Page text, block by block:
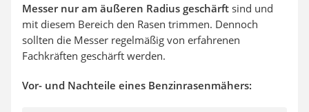
Messer nur am äußeren Radius geschärft sind und
mit diesem Bereich den Rasen trimmen. Dennoch
sollten die Messer regelmäßig von erfahrenen
Fachkräften geschärft werden.
Vor- und Nachteile eines Benzinrasenmähers: